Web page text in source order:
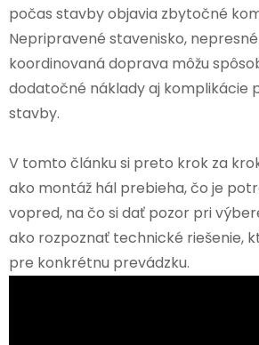
počas stavby objavia zbytočné
Nepripravené stavenisko,
koordinovaná doprava môžu
dodatočné náklady aj komplikácie
stavby.
V tomto článku si preto krok za
ako montáž hál prebieha, čo je
vopred, na čo si dať pozor pri
ako rozpoznať technické riešenie,
pre konkrétnu prevádzku.